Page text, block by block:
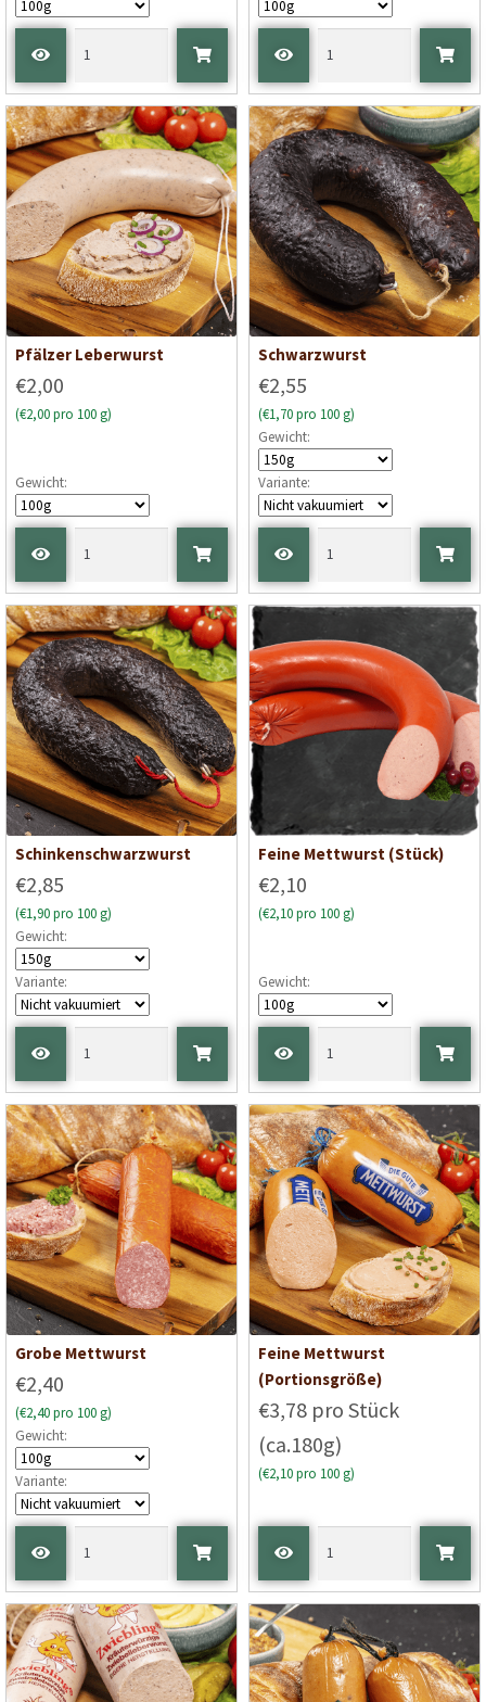
Pfälzer Leberwurst
€2,00
(€2,00 pro 100 g)
Gewicht:
Schwarzwurst
€2,55
(€1,70 pro 100 g)
Gewicht:
Variante:
Schinkenschwarzwurst
€2,85
(€1,90 pro 100 g)
Gewicht:
Variante:
Feine Mettwurst (Stück)
€2,10
(€2,10 pro 100 g)
Gewicht:
Grobe Mettwurst
€2,40
(€2,40 pro 100 g)
Gewicht:
Variante:
Feine Mettwurst
(Portionsgröße)
€3,78 pro Stück
(ca.180g)
(€2,10 pro 100 g)